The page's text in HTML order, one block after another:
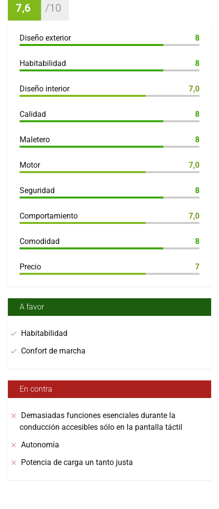
7,6
Diseño exterior 8
Habitabilidad 8
Diseño interior 7,0
Calidad 8
Maletero 8
Motor 7,0
Seguridad 8
Comportamiento 7,0
Comodidad 8
Precio 7
A favor
Habitabilidad
Confort de marcha
En contra
Demasiadas funciones esenciales durante la
conducción accesibles sólo en la pantalla táctil
Autonomía
Potencia de carga un tanto justa